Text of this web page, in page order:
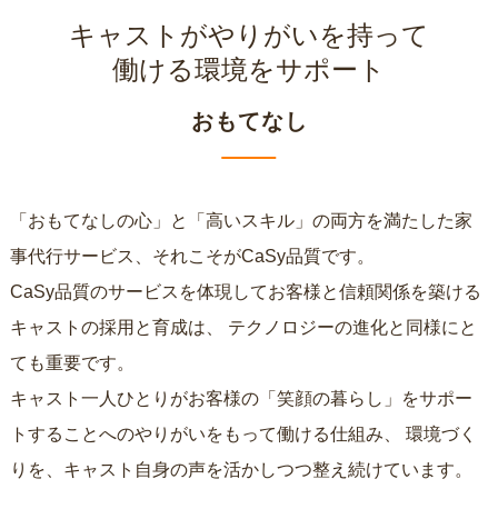
キャストがやりがいを持って
働ける環境をサポート
おもてなし
「おもてなしの心」と「高いスキル」の両方を満たした家
事代行サービス、それこそがCaSy品質です。
CaSy品質のサービスを体現してお客様と信頼関係を築ける
キャストの採用と育成は、
ても重要です。
キャスト一人ひとりがお客様の「笑顔の暮らし」をサポー
トすることへのやりがいをもって働ける仕組み、
りを、キャスト自身の声を活かしつつ整え続けています。